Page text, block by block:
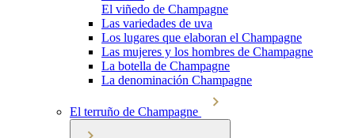
El viñedo de Champagne
Las variedades de uva
Los lugares que elaboran el Champagne
Las mujeres y los hombres de Champagne
La botella de Champagne
La denominación Champagne
El terruño de Champagne